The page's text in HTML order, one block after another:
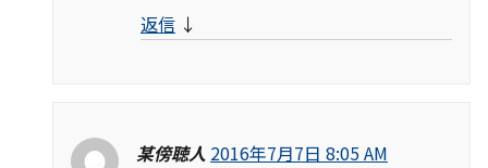
返信 ↓
某傍聴人 2016年7月7日 8:05 AM